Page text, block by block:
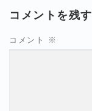
コメントを残す
コメント ※